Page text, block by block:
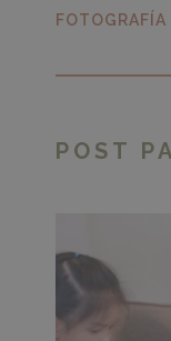
FOTOGRAFÍA
POST